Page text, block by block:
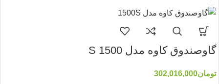
گاوصندوق کاوه مدل 1500 S
تومان302,016,000